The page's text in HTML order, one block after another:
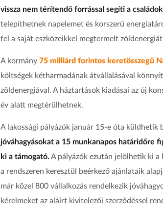
vissza nem térítendő forrással segíti a
telepíthetnek napelemet és korszerű
fel a saját eszközeikkel megtermelt
A kormány 75 milliárd forintos keretösszegű
költségek kétharmadának átvállalásával
zöldenergiával. A háztartások kiadásai az új
év alatt megtérülhetnek.
A lakossági pályázók január 15-e óta küldhetik
jóváhagyásokat a 15 munkanapos határidőre
ki a támogató. A pályázók ezután jelölhetik ki a
a rendszeren keresztül beérkező ajánlataik
már közel 800 vállalkozás rendelkezik
kérelmeket az aláírt kivitelezői szerződéssel